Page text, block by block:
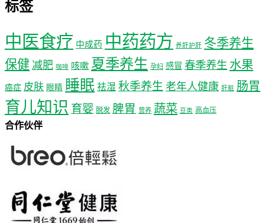
标签
中医食疗 中成药 中药药方 养肝护肝 冬季养生
保健 减肥 咖啡 咳嗽 夏季养生 孕妇 感冒 春季养生 水果
癌症 皮肤 眼睛 睡眠 祛湿 秋季养生 老年人健康 肝脏 肠胃
育儿知识 育婴 脱发 脾胃 营养 蔬菜 豆类 高血压
合作伙伴